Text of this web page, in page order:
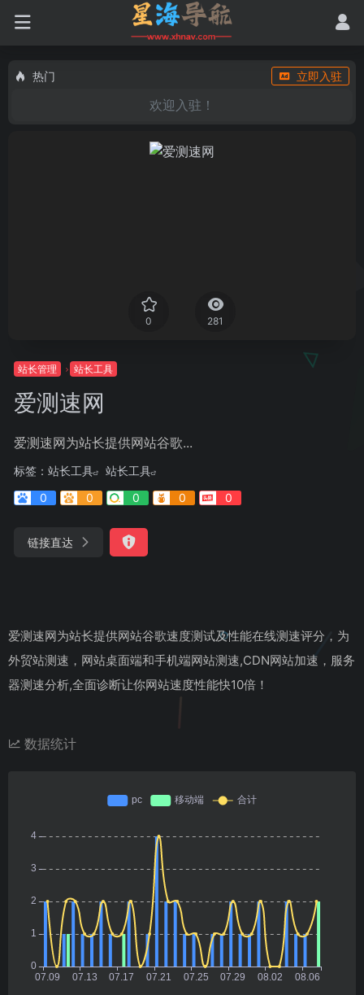
热门 立即入驻
欢迎入驻！
0 281
站长管理 站长工具
爱测速网
爱测速网为站长提供网站谷歌...
标签： 站长工具
站长工具
0
0 0 0 0
链接直达
爱测速网为站长提供网站谷歌速度测试及性能在线测速评分，为
外贸站测速，网站桌面端和手机端网站测速,CDN网站加速，服务
器测速分析,全面诊断让你网站速度性能快10倍！
数据统计